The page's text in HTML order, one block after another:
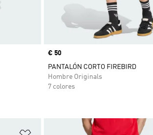
Precio
€ 50
PANTALÓN CORTO FIREBIRD
Hombre Originals
7 colores
Añadir a la lista de deseos